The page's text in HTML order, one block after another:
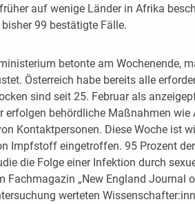
auf wenige Länder in Afrika
99 bestätigte Fälle.
betonte am Wochenende,
Österreich habe bereits alle
sind seit 25. Februar als
erfolgen behördliche Maßnahmen wie
Kontaktpersonen. Diese Woche ist
Impfstoff eingetroffen. 95 Prozent
die Folge einer Infektion durch
Fachmagazin „New England Journal
werteten